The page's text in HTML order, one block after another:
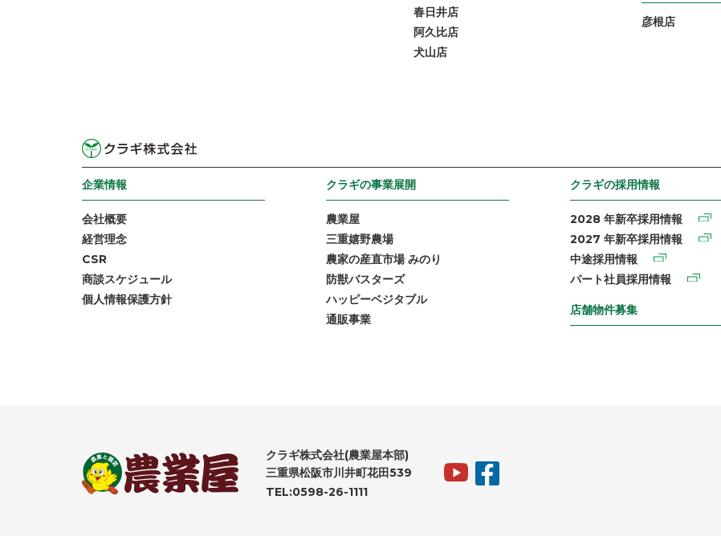
春日井店
阿久比店
犬山店
彦根店
企業情報
会社概要
経営理念
CSR
商談スケジュール
個人情報保護方針
クラギの事業展開
農業屋
三重嬉野農場
農家の産直市場 みのり
防獣バスターズ
ハッピーベジタブル
通販事業
クラギの採用情報
2028 年新卒採用情報
2027 年新卒採用情報
中途採用情報
パート社員採用情報
店舗物件募集
クラギ株式会社(農業屋本部)
三重県松阪市川井町花田539
TEL:0598-26-1111